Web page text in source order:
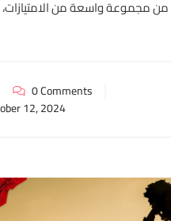
من مجموعة واسعة من
0 Comments
12, 2024